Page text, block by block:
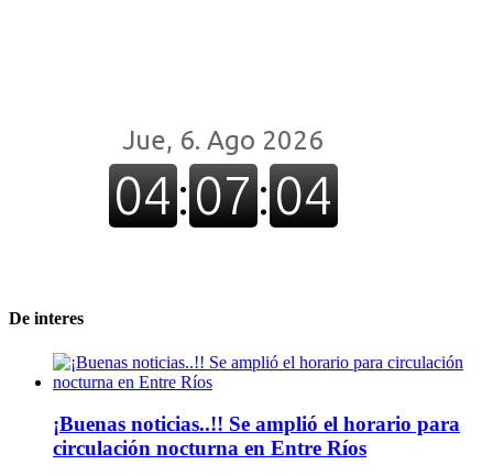
De interes
¡Buenas noticias..!! Se amplió el horario para
circulación nocturna en Entre Ríos